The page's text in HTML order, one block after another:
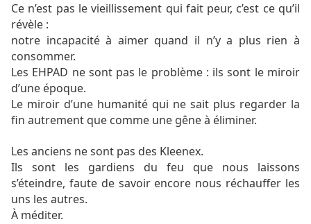
Ce n’est pas le vieillissement qui fait peur, c’est ce qu’il
révèle :
notre incapacité à aimer quand il n’y a plus rien à
consommer.
Les EHPAD ne sont pas le problème : ils sont le miroir
d’une époque.
Le miroir d’une humanité qui ne sait plus regarder la
fin autrement que comme une gêne à éliminer.
Les anciens ne sont pas des Kleenex.
Ils sont les gardiens du feu que nous laissons
s’éteindre, faute de savoir encore nous réchauffer les
uns les autres.
À méditer.